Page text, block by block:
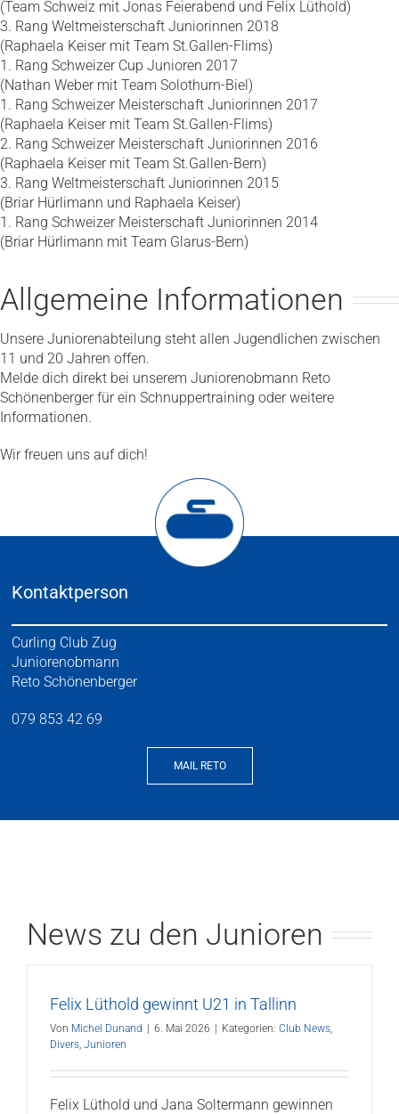
(Team Schweiz mit Jonas Feierabend und Felix Lüthold)
3. Rang Weltmeisterschaft Juniorinnen 2018
(Raphaela Keiser mit Team St.Gallen-Flims)
1. Rang Schweizer Cup Junioren 2017
(Nathan Weber mit Team Solothurn-Biel)
1. Rang Schweizer Meisterschaft Juniorinnen 2017
(Raphaela Keiser mit Team St.Gallen-Flims)
2. Rang Schweizer Meisterschaft Juniorinnen 2016
(Raphaela Keiser mit Team St.Gallen-Bern)
3. Rang Weltmeisterschaft Juniorinnen 2015
(Briar Hürlimann und Raphaela Keiser)
1. Rang Schweizer Meisterschaft Juniorinnen 2014
(Briar Hürlimann mit Team Glarus-Bern)
Allgemeine Informationen
Unsere Juniorenabteilung steht allen Jugendlichen zwischen
11 und 20 Jahren offen.
Melde dich direkt bei unserem Juniorenobmann Reto
Schönenberger für ein Schnuppertraining oder weitere
Informationen.
Wir freuen uns auf dich!
Kontaktperson
Curling Club Zug
Juniorenobmann
Reto Schönenberger
079 853 42 69
MAIL RETO
News zu den Junioren
Felix Lüthold gewinnt U21 in Tallinn
Von Michel Dunand | 6. Mai 2026 | Kategorien: Club News,
Divers, Junioren
Felix Lüthold und Jana Soltermann gewinnen